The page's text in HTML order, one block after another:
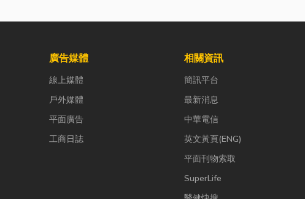
廣告媒體
線上媒體
戶外媒體
平面廣告
工商日誌
相關資訊
簡訊平台
最新消息
中華電信
英文黃頁(ENG)
平面刊物索取
SuperLife